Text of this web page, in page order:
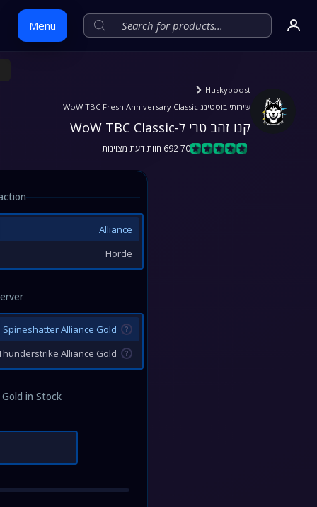
Menu
Huskyboost
שירותי בוסטינג WoW TBC Fresh Anniversary Classic
קנו זהב טרי ל-WoW TBC Classic
70 692 חוות דעת מצוינות
Alliance
Horde
Spineshatter Alliance Gold ?
Alliance Gold ?
in Stock